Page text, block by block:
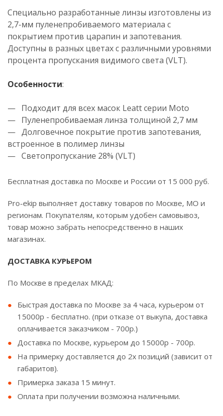
Специально разработанные линзы изготовлены из
2,7-мм пуленепробиваемого материала с
покрытием против царапин и запотевания.
Доступны в разных цветах с различными уровнями
процента пропускания видимого света (VLT).
Особенности:
— Подходит для всех масок Leatt серии Moto
— Пуленепробиваемая линза толщиной 2,7 мм
— Долговечное покрытие против запотевания,
встроенное в полимер линзы
— Светопропускание 28% (VLT)
Бесплатная доставка по Москве и России от 15 000 руб.
Pro-ekip выполняет доставку товаров по Москве, МО и
регионам. Покупателям, которым удобен самовывоз,
товар можно забрать непосредственно в наших
магазинах.
ДОСТАВКА КУРЬЕРОМ
По Москве в пределах МКАД:
Быстрая доставка по Москве за 4 часа, курьером от
15000р - бесплатно. (при отказе от выкупа, доставка
оплачивается заказчиком - 700р.)
Доставка по Москве, курьером до 15000р - 700р.
На примерку доставляется до 2х позиций (зависит от
габаритов).
Примерка заказа 15 минут.
Оплата при получении возможна наличными.